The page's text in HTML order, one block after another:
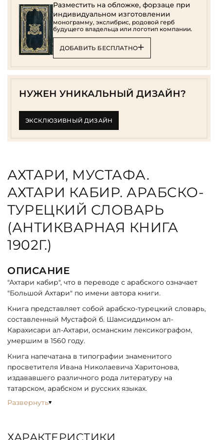
Разместить на обложке, форзаце при
индивидуальном изготовлении
монограмму, экслибрис, родовой герб
будущего владельца или логотип компании.
ДОБАВИТЬ БЕСПЛАТНО
НУЖЕН УНИКАЛЬНЫЙ ДИЗАЙН?
ЭКСКЛЮЗИВНЫЙ ДИЗАЙН
АХТАРИ, МУСТАФА.
АХТАРИ КАБИР. АРАБСКО-
ТУРЕЦКИЙ СЛОВАРЬ
(АНТИКВАРНАЯ КНИГА
1902Г.)
ОПИСАНИЕ
"Ахтари кабир", что в переводе с арабского означает
"Большой Ахтари" по имени автора книги.
Книга представляет собой арабско-турецкий словарь,
составленный Мустафой б. Шамсиддимом ал-
Карахисари ал-Ахтари, османским лексикографом,
умершим в 1560 году.
Книга напечатана в типографии знаменитого
просветителя Ивана Николаевича Харитонова,
издававшего различного рода литературу на
татарском, арабском и русских языках.
Развернуть
ХАРАКТЕРИСТИКИ